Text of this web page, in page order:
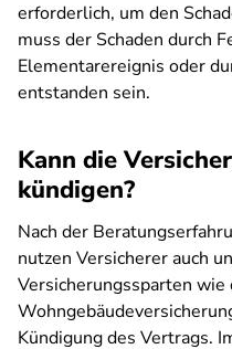
erforderlich, um den
muss der Schaden durch
Elementarereignis oder
entstanden sein.
Kann die
kündigen?
Nach der
nutzen Versicherer auch
Versicherungssparten wie
Kündigung des Vertrags.